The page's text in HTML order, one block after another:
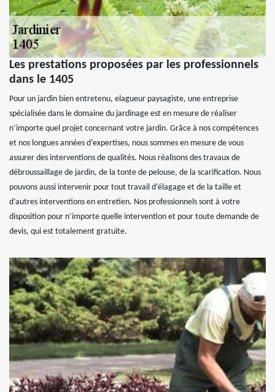
Les prestations proposées par les professionnels
dans le 1405
Pour un jardin bien entretenu, elagueur paysagiste, une entreprise
spécialisée dans le domaine du jardinage est en mesure de réaliser
n’importe quel projet concernant votre jardin. Grâce à nos compétences
et nos longues années d’expertises, nous sommes en mesure de vous
assurer des interventions de qualités. Nous réalisons des travaux de
débroussaillage de jardin, de la tonte de pelouse, de la scarification. Nous
pouvons aussi intervenir pour tout travail d’élagage et de la taille et
d’autres interventions en entretien. Nos professionnels sont à votre
disposition pour n’importe quelle intervention et pour toute demande de
devis, qui est totalement gratuite.